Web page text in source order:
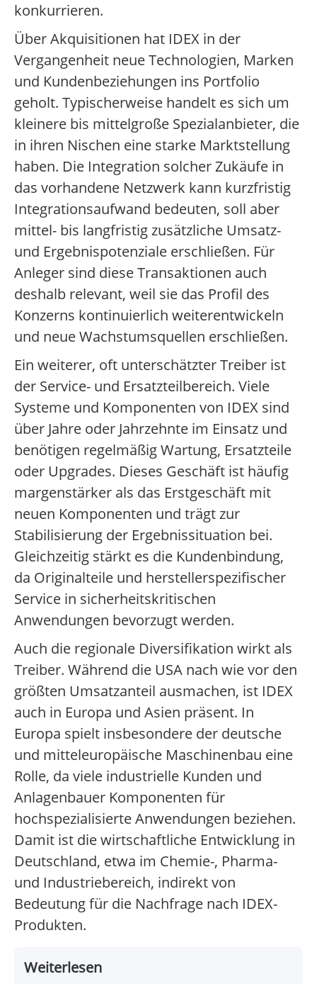
konkurrieren.
Über Akquisitionen hat IDEX in der
Vergangenheit neue Technologien, Marken
und Kundenbeziehungen ins Portfolio
geholt. Typischerweise handelt es sich um
kleinere bis mittelgroße Spezialanbieter, die
in ihren Nischen eine starke Marktstellung
haben. Die Integration solcher Zukäufe in
das vorhandene Netzwerk kann kurzfristig
Integrationsaufwand bedeuten, soll aber
mittel- bis langfristig zusätzliche Umsatz-
und Ergebnispotenziale erschließen. Für
Anleger sind diese Transaktionen auch
deshalb relevant, weil sie das Profil des
Konzerns kontinuierlich weiterentwickeln
und neue Wachstumsquellen erschließen.
Ein weiterer, oft unterschätzter Treiber ist
der Service- und Ersatzteilbereich. Viele
Systeme und Komponenten von IDEX sind
über Jahre oder Jahrzehnte im Einsatz und
benötigen regelmäßig Wartung, Ersatzteile
oder Upgrades. Dieses Geschäft ist häufig
margenstärker als das Erstgeschäft mit
neuen Komponenten und trägt zur
Stabilisierung der Ergebnissituation bei.
Gleichzeitig stärkt es die Kundenbindung,
da Originalteile und herstellerspezifischer
Service in sicherheitskritischen
Anwendungen bevorzugt werden.
Auch die regionale Diversifikation wirkt als
Treiber. Während die USA nach wie vor den
größten Umsatzanteil ausmachen, ist IDEX
auch in Europa und Asien präsent. In
Europa spielt insbesondere der deutsche
und mitteleuropäische Maschinenbau eine
Rolle, da viele industrielle Kunden und
Anlagenbauer Komponenten für
hochspezialisierte Anwendungen beziehen.
Damit ist die wirtschaftliche Entwicklung in
Deutschland, etwa im Chemie-, Pharma-
und Industriebereich, indirekt von
Bedeutung für die Nachfrage nach IDEX-
Produkten.
Weiterlesen